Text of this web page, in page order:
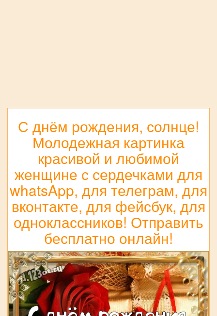
С днём рождения, солнце!
Молодежная картинка
красивой и любимой
женщине с сердечками для
whatsApp, для телеграм, для
вконтакте, для фейсбук, для
одноклассников! Отправить
бесплатно онлайн!